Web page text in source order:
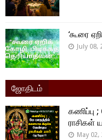
‘கூரை
July 08,
ஜோதிடம்
கணிப்பு
ராசிகள்
May 02,